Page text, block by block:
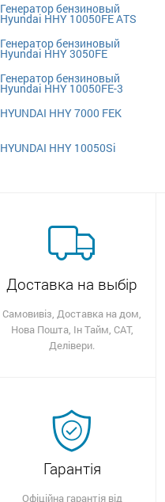
Генератор бензиновый
Hyundai HHY 10050FE ATS
Генератор бензиновый
Hyundai HHY 3050FE
Генератор бензиновый
Hyundai HHY 10050FE-3
HYUNDAI HHY 7000 FEK
HYUNDAI HHY 10050Si
Доставка на выбір
Самовивіз, Доставка на дом,
Нова Пошта, Ін Тайм, САТ,
Делівери.
Гарантія
Офіційна гарантія від